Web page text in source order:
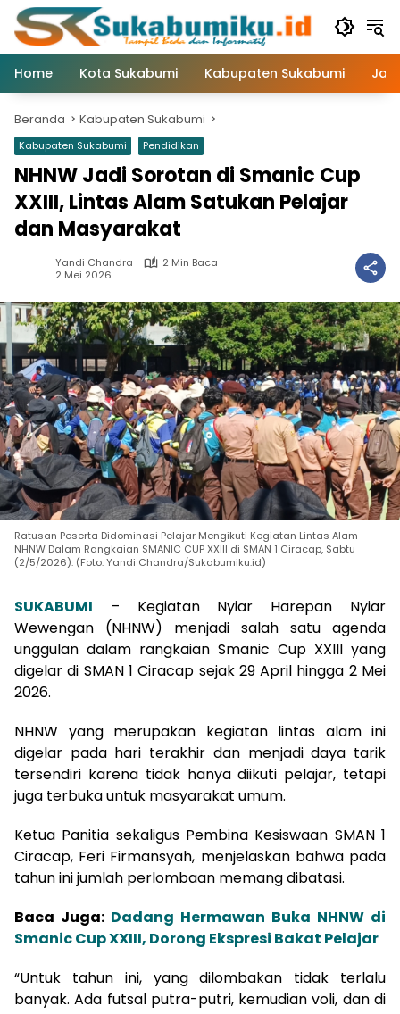
Langsung
konten
Home
Kota Sukabumi Kabupaten Sukabumi
Beranda Kabupaten Sukabumi
Kabupaten Sukabumi Pendidikan
NHNW Jadi Sorotan di Smanic Cup
XXIII, Lintas Alam Satukan Pelajar
dan Masyarakat
Yandi Chandra
2 Min Baca
2 Mei 2026
Ratusan Peserta Didominasi Pelajar Mengikuti Kegiatan Lintas Alam
NHNW Dalam Rangkaian SMANIC CUP XXIII di SMAN 1 Ciracap, Sabtu
(2/5/2026). (Foto: Yandi Chandra/Sukabumiku.id)
SUKABUMI – Kegiatan Nyiar Harepan Nyiar
Wewengan (NHNW) menjadi salah satu agenda
unggulan dalam rangkaian Smanic Cup XXIII yang
digelar di SMAN 1 Ciracap sejak 29 April hingga 2 Mei
2026.
NHNW yang merupakan kegiatan lintas alam ini
digelar pada hari terakhir dan menjadi daya tarik
tersendiri karena tidak hanya diikuti pelajar, tetapi
juga terbuka untuk masyarakat umum.
Ketua Panitia sekaligus Pembina Kesiswaan SMAN 1
Ciracap, Feri Firmansyah, menjelaskan bahwa pada
tahun ini jumlah perlombaan memang dibatasi.
Baca Juga: Dadang Hermawan Buka NHNW di
Smanic Cup XXIII, Dorong Ekspresi Bakat Pelajar
“Untuk tahun ini, yang dilombakan tidak terlalu
banyak. Ada futsal putra-putri, kemudian voli, dan di